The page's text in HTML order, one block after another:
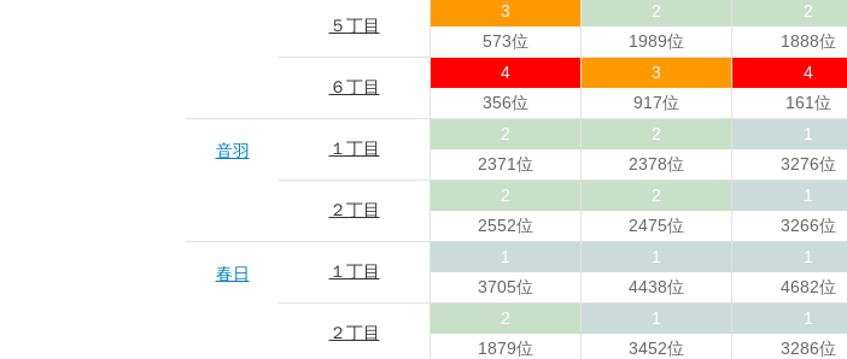
５丁目
3
573位
2
1989位
2
1888位
６丁目
4
356位
3
917位
4
161位
音羽 １丁目
2
2371位
2
2378位
1
3276位
２丁目
2
2552位
2
2475位
1
3266位
春日 １丁目
1
3705位
1
4438位
1
4682位
２丁目
2
1879位
1
3452位
1
3286位